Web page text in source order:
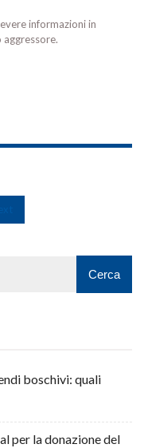
informazioni in
aggressore.
boschivi: quali
per la donazione del